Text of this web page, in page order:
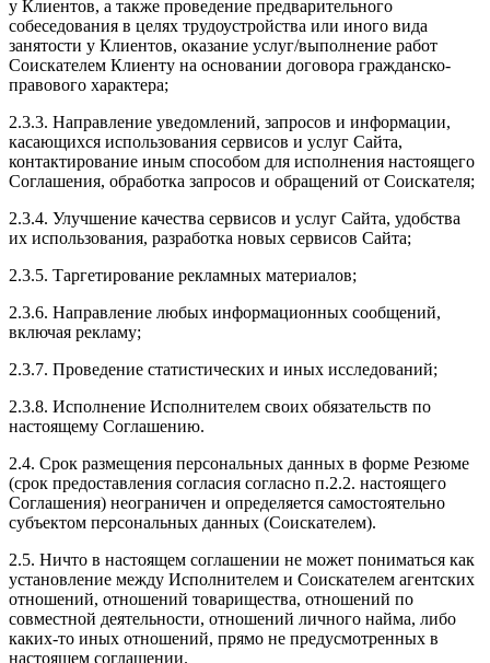
у Клиентов, а также проведение предварительного
собеседования в целях трудоустройства или иного вида
занятости у Клиентов, оказание услуг/выполнение работ
Соискателем Клиенту на основании договора гражданско-
правового характера;
2.3.3. Направление уведомлений, запросов и информации,
касающихся использования сервисов и услуг Сайта,
контактирование иным способом для исполнения настоящего
Соглашения, обработка запросов и обращений от Соискателя;
2.3.4. Улучшение качества сервисов и услуг Сайта, удобства
их использования, разработка новых сервисов Сайта;
2.3.5. Таргетирование рекламных материалов;
2.3.6. Направление любых информационных сообщений,
включая рекламу;
2.3.7. Проведение статистических и иных исследований;
2.3.8. Исполнение Исполнителем своих обязательств по
настоящему Соглашению.
2.4. Срок размещения персональных данных в форме Резюме
(срок предоставления согласия согласно п.2.2. настоящего
Соглашения) неограничен и определяется самостоятельно
субъектом персональных данных (Соискателем).
2.5. Ничто в настоящем соглашении не может пониматься как
установление между Исполнителем и Соискателем агентских
отношений, отношений товарищества, отношений по
совместной деятельности, отношений личного найма, либо
каких-то иных отношений, прямо не предусмотренных в
настоящем соглашении.